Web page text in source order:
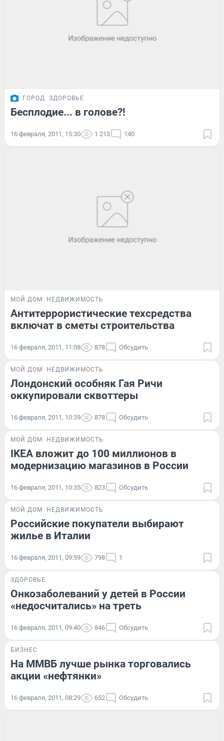
ГОРОД ЗДОРОВЬЕ
Бесплодие... в голове?!
16 февраля, 2011, 15:30 1 213 140
МОЙ ДОМ НЕДВИЖИМОСТЬ
Антитеррористические техсредства
включат в сметы строительства
16 февраля, 2011, 11:08 878 Обсудить
МОЙ ДОМ НЕДВИЖИМОСТЬ
Лондонский особняк Гая Ричи
оккупировали сквоттеры
16 февраля, 2011, 10:39 878 Обсудить
МОЙ ДОМ НЕДВИЖИМОСТЬ
IKEA вложит до 100 миллионов в
модернизацию магазинов в России
16 февраля, 2011, 10:35 823 Обсудить
МОЙ ДОМ НЕДВИЖИМОСТЬ
Российские покупатели выбирают
жилье в Италии
16 февраля, 2011, 09:59 798 1
ЗДОРОВЬЕ
Онкозаболеваний у детей в России
«недосчитались» на треть
16 февраля, 2011, 09:40 846 Обсудить
БИЗНЕС
На ММВБ лучше рынка торговались
акции «нефтянки»
16 февраля, 2011, 08:29 652 Обсудить